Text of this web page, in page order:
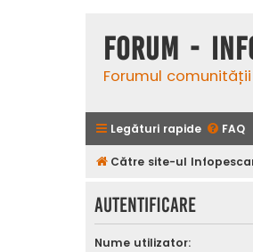
Forum -
Forumul
Legături rapide FAQ
Către site-ul
Autentificare
Nume utilizator: